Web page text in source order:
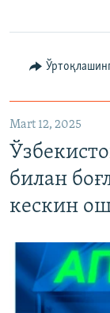
Mart 12, 2025
билан
кескин